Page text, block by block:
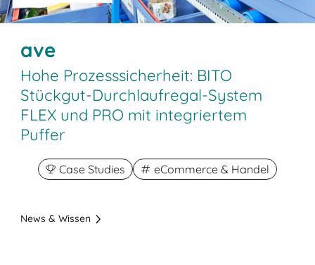
ave
Hohe Prozesssicherheit: BITO
Stückgut-Durchlaufregal-System
FLEX und PRO mit integriertem
Puffer
Case Studies eCommerce & Handel
News & Wissen